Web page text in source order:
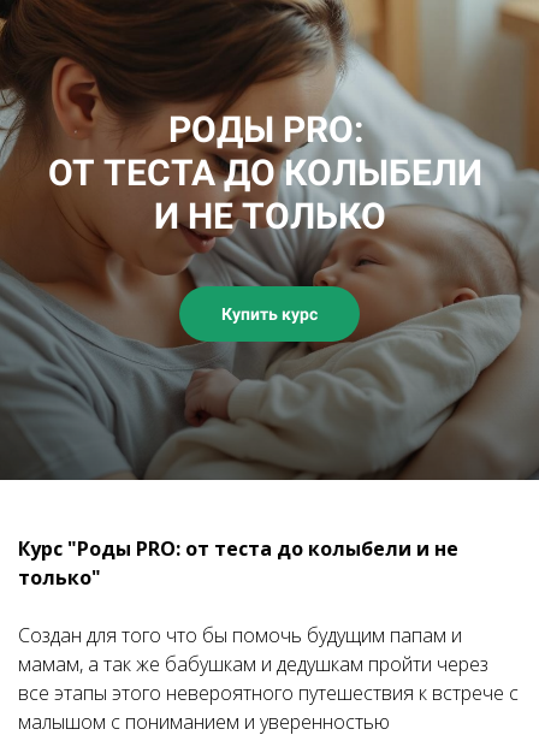
РОДЫ PRO:
ОТ ТЕСТА ДО КОЛЫБЕЛИ
И НЕ ТОЛЬКО
Купить курс
Курс "Роды PRO: от теста до колыбели и не
только"
Создан для того что бы помочь будущим папам и
мамам, а так же бабушкам и дедушкам пройти через
все этапы этого невероятного путешествия к встрече с
малышом с пониманием и уверенностью